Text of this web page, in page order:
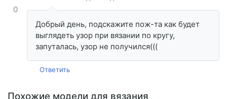
0
Добрый день, подскажите пож-та как будет
выглядеть узор при вязании по кругу,
запуталась, узор не получился(((
Ответить
Похожие модели для вязания